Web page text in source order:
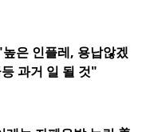
은 인플레, 용납않겠
과거 일 될 것"